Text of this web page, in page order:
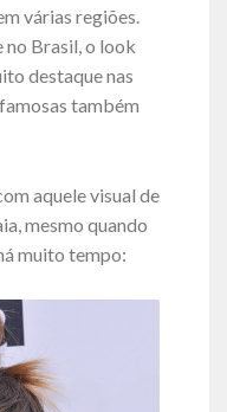
várias regiões.
no Brasil, o look
destaque nas
também
aquele visual de
mesmo quando
muito tempo: